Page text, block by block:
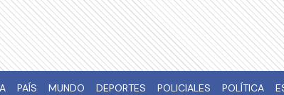
PAÍS MUNDO DEPORTES POLICIALES POLÍTICA